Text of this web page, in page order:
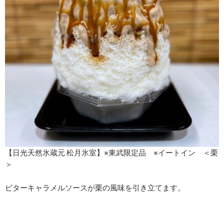
【日光天然氷蔵元 松月氷室】※東武限定品 ※イートイン ＜栗
＞
ビターキャラメルソースが栗の風味を引き立てます。